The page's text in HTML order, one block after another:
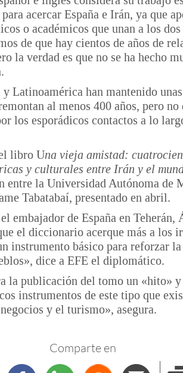
acercar España e Irán, ya que
o académicos que unan a los dos
de que hay cientos de años de
la verdad es que no se ha hecho
y Latinoamérica han mantenido
al menos 400 años, pero no
los esporádicos contactos a lo
libro Una vieja amistad:
y culturales entre Irán y el
entre la Universidad Autónoma de
Tabatabaí, presentado en abril.
embajador de España en Teherán,
el diccionario acerque más a los
instrumento básico para reforzar
dice a EFE el diplomático.
la publicación del tomo un «hito» y
instrumentos de este tipo que
y el turismo», asegura.
Comparte en